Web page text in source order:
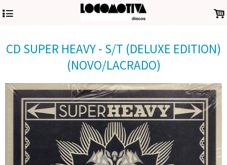
4 .
CD SUPER HEAVY - S/T (DELUXE EDITION)
(NOVO/LACRADO)